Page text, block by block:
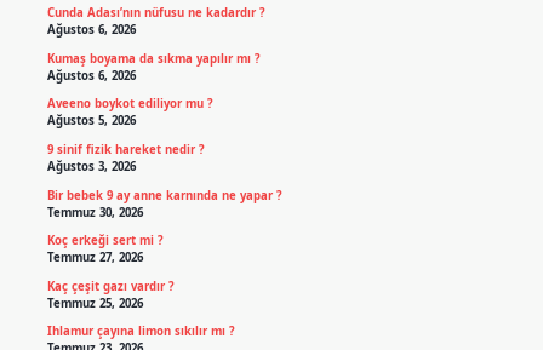
Cunda Adası’nın nüfusu ne kadardır ?
Ağustos 6, 2026
Kumaş boyama da sıkma yapılır mı ?
Ağustos 6, 2026
Aveeno boykot ediliyor mu ?
Ağustos 5, 2026
9 sinif fizik hareket nedir ?
Ağustos 3, 2026
Bir bebek 9 ay anne karnında ne yapar ?
Temmuz 30, 2026
Koç erkeği sert mi ?
Temmuz 27, 2026
Kaç çeşit gazı vardır ?
Temmuz 25, 2026
Ihlamur çayına limon sıkılır mı ?